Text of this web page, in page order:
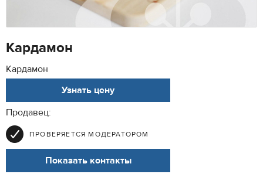
Кардамон
Кардамон
Узнать цену
Продавец:
ПРОВЕРЯЕТСЯ МОДЕРАТОРОМ
Показать контакты